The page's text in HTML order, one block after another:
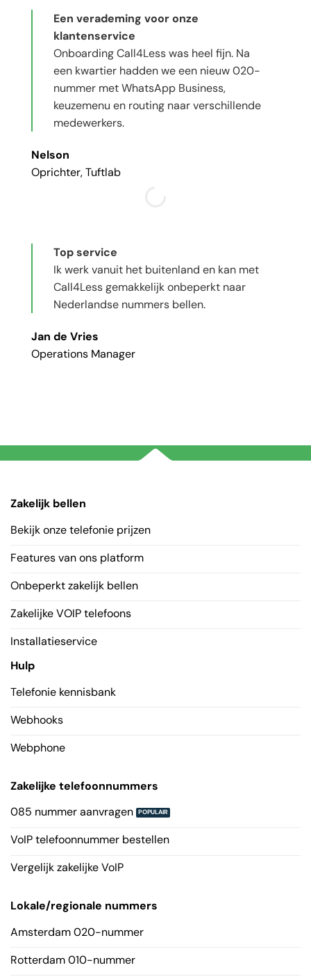
Een verademing voor onze
klantenservice
Onboarding Call4Less was heel fijn. Na
een kwartier hadden we een nieuw 020-
nummer met WhatsApp Business,
keuzemenu en routing naar verschillende
medewerkers.
Nelson
Oprichter, Tuftlab
Top service
Ik werk vanuit het buitenland en kan met
Call4Less gemakkelijk onbeperkt naar
Nederlandse nummers bellen.
Jan de Vries
Operations Manager
Zakelijk bellen
Bekijk onze telefonie prijzen
Features van ons platform
Onbeperkt zakelijk bellen
Zakelijke VOIP telefoons
Installatieservice
Hulp
Telefonie kennisbank
Webhooks
Webphone
Zakelijke telefoonnummers
085 nummer aanvragen
VoIP telefoonnummer bestellen
Vergelijk zakelijke VoIP
Lokale/regionale nummers
Amsterdam 020-nummer
Rotterdam 010-nummer